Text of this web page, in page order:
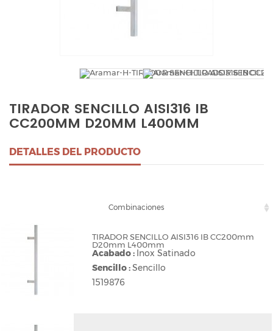
TIRADOR SENCILLO AISI316 IB
CC200MM D20MM L400MM
DETALLES DEL PRODUCTO
Combinaciones
TIRADOR SENCILLO AISI316 IB CC200mm
D20mm L400mm
Acabado : Inox Satinado
Sencillo :Sencillo
1519876